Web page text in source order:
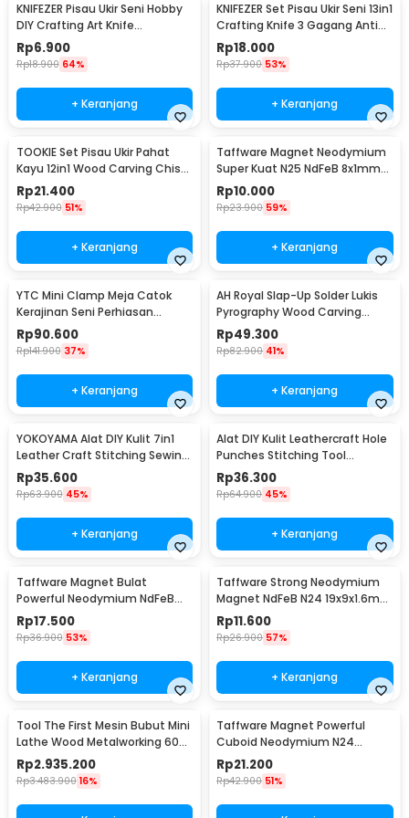
KNIFEZER Pisau Ukir Seni Hobby
DIY Crafting Art Knife
Aluminium Handle - WL-9309
Rp6.900
Rp18.900 64%
+ Keranjang
KNIFEZER Set Pisau Ukir Seni 13in1
Crafting Knife 3 Gagang Anti
Slip - A-003
Rp18.000
Rp37.900 53%
+ Keranjang
TOOKIE Set Pisau Ukir Pahat
Kayu 12in1 Wood Carving Chisel
Knife - KSJ-12
Rp21.400
Rp42.900 51%
+ Keranjang
Taffware Magnet Neodymium
Super Kuat N25 NdFeB 8x1mm
50 PCS - M35
Rp10.000
Rp23.900 59%
+ Keranjang
YTC Mini Clamp Meja Catok
Kerajinan Seni Perhiasan
Aluminium - AT-6075
Rp90.600
Rp141.900 37%
+ Keranjang
AH Royal Slap-Up Solder Lukis
Pyrography Wood Carving
Soldering Iron - PAC904
Rp49.300
Rp82.900 41%
+ Keranjang
YOKOYAMA Alat DIY Kulit 7in1
Leather Craft Stitching Sewing
Tool Set - DK30015
Rp35.600
Rp63.900 45%
+ Keranjang
Alat DIY Kulit Leathercraft Hole
Punches Stitching Tool
1+2+4+6 Prong
Rp36.300
Rp64.900 45%
+ Keranjang
Taffware Magnet Bulat
Powerful Neodymium NdFeB
N25 5x1.5mm 100 PCS
Rp17.500
Rp36.900 53%
+ Keranjang
Taffware Strong Neodymium
Magnet NdFeB N24 19x9x1.6mm
10 PCS - MAG1
Rp11.600
Rp26.900 57%
+ Keranjang
Tool The First Mesin Bubut Mini
Lathe Wood Metalworking 60W
- TZ20002MG
Rp2.935.200
Rp3.483.900 16%
Taffware Magnet Powerful
Cuboid Neodymium N24
29x9mm 10 PCS - MG10
Rp21.200
Rp42.900 51%